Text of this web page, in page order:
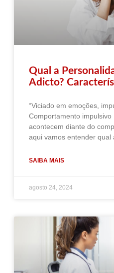
Qual a
Adicto?
“Viciado em emoções,
Comportamento impulsivo
acontecem diante do
aqui vamos entender qual
SAIBA MAIS
agosto 24, 2024